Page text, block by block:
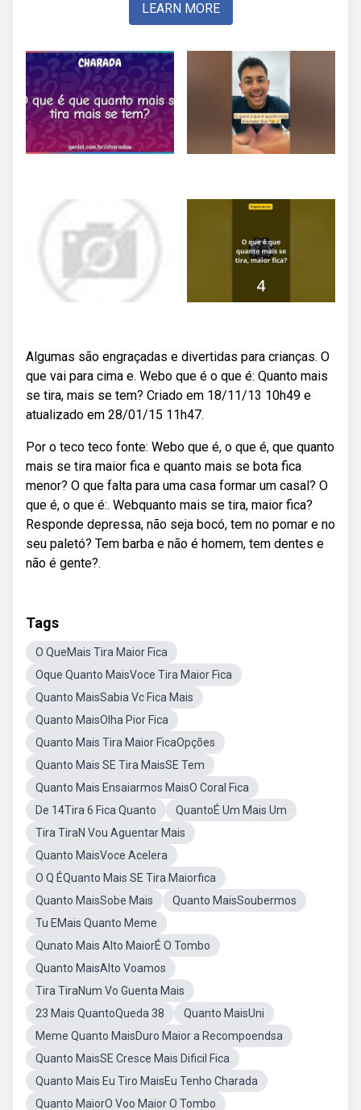
LEARN MORE
Algumas são engraçadas e divertidas para crianças. O
que vai para cima e. Webo que é o que é: Quanto mais
se tira, mais se tem? Criado em 18/11/13 10h49 e
atualizado em 28/01/15 11h47.
Por o teco teco fonte: Webo que é, o que é, que quanto
mais se tira maior fica e quanto mais se bota fica
menor? O que falta para uma casa formar um casal? O
que é, o que é:. Webquanto mais se tira, maior fica?
Responde depressa, não seja bocó, tem no pomar e no
seu paletó? Tem barba e não é homem, tem dentes e
não é gente?.
Tags
O QueMais Tira Maior Fica
Oque Quanto MaisVoce Tira Maior Fica
Quanto MaisSabia Vc Fica Mais
Quanto MaisOlha Pior Fica
Quanto Mais Tira Maior FicaOpções
Quanto Mais SE Tira MaisSE Tem
Quanto Mais Ensaiarmos MaisO Coral Fica
De 14Tira 6 Fica Quanto
QuantoÉ Um Mais Um
Tira TiraN Vou Aguentar Mais
Quanto MaisVoce Acelera
O Q ÉQuanto Mais SE Tira Maiorfica
Quanto MaisSobe Mais
Quanto MaisSoubermos
Tu EMais Quanto Meme
Qunato Mais Alto MaiorÉ O Tombo
Quanto MaisAlto Voamos
Tira TiraNum Vo Guenta Mais
23 Mais QuantoQueda 38
Quanto MaisUni
Meme Quanto MaisDuro Maior a Recompoendsa
Quanto MaisSE Cresce Mais Dificil Fica
Quanto Mais Eu Tiro MaisEu Tenho Charada
Quanto MaiorO Voo Maior O Tombo